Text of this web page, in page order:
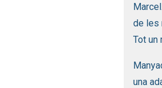
de les
Tot un
una